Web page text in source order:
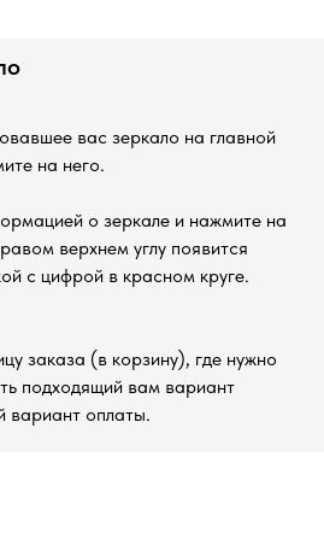
вас зеркало на главной
на него.
о зеркале и нажмите на
верхнем углу появится
с цифрой в красном круге.
заказа (в корзину), где нужно
подходящий вам вариант
вариант оплаты.